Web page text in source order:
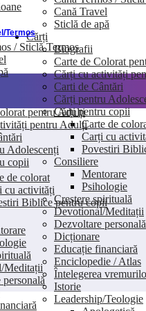
Cană Travel
Sticlă de apă
Cărți
Biografii
Carte de Colorat
Cărți cu activități
Carti de Cântări
Cărți pentru
Cărți pentru copii
Carte de
Carți cu
Povestiri
Consiliere
Mentorare
Psihologie
Creștere spirituală
Devotional/Meditații
Dezvoltare personală
Dicționare
Educație financiară
Enciclopedie / Atlas
Întelegerea
Istorie
Leadership/Teologie
Termos
/ Sticlă Termos
pentru Adulți
pentru Adulți
Adolescenți
copii
de colorat
cu activități
Biblice pentru copii
Meditații